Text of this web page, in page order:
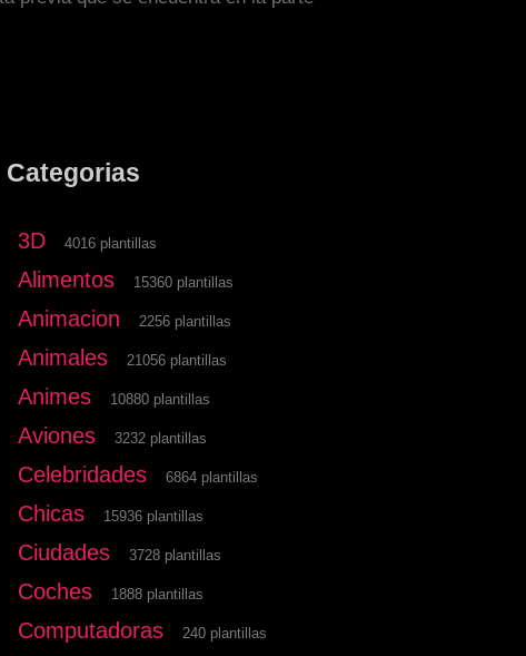
Categorias
3D 4016 plantillas
Alimentos 15360 plantillas
Animacion 2256 plantillas
Animales 21056 plantillas
Animes 10880 plantillas
Aviones 3232 plantillas
Celebridades 6864 plantillas
Chicas 15936 plantillas
Ciudades 3728 plantillas
Coches 1888 plantillas
Computadoras 240 plantillas